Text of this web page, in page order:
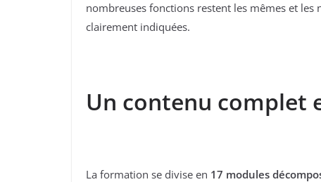
nombreuses fonctions restent les mêmes et
clairement indiquées.
Un contenu complet
La formation se divise en 17 modules